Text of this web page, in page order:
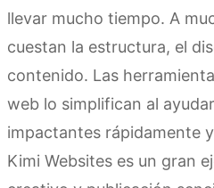
llevar mucho tiempo. A
cuestan la estructura, el
contenido. Las
web lo simplifican al
impactantes rápidamente
Kimi Websites es un gran